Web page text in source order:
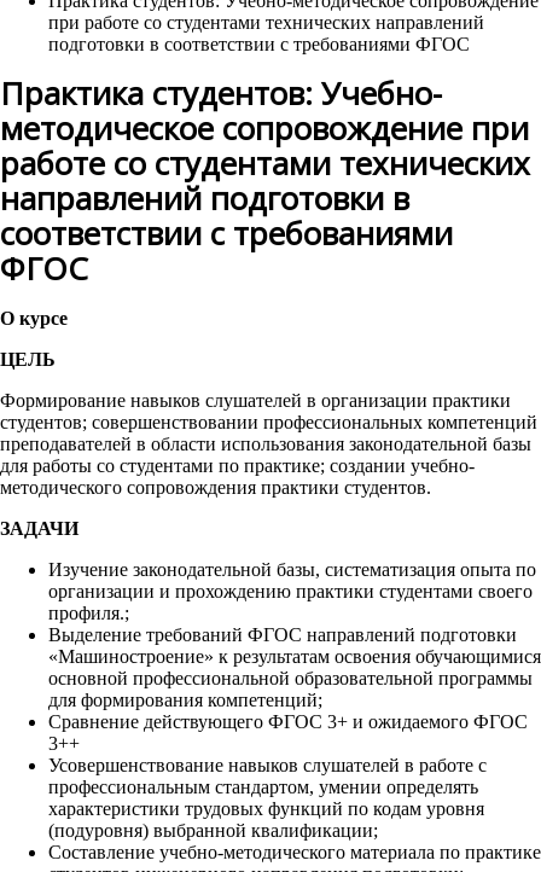
при работе со студентами технических направлений
подготовки в соответствии с требованиями ФГОС
Практика студентов: Учебно-
методическое сопровождение при
работе со студентами технических
направлений подготовки в
соответствии с требованиями
ФГОС
О курсе
ЦЕЛЬ
Формирование навыков слушателей в организации практики
студентов; совершенствовании профессиональных компетенций
преподавателей в области использования законодательной базы
для работы со студентами по практике; создании учебно-
методического сопровождения практики студентов.
ЗАДАЧИ
Изучение законодательной базы, систематизация опыта по
организации и прохождению практики студентами своего
профиля.;
Выделение требований ФГОС направлений подготовки
«Машиностроение» к результатам освоения обучающимися
основной профессиональной образовательной программы
для формирования компетенций;
Сравнение действующего ФГОС 3+ и ожидаемого ФГОС
3++
Усовершенствование навыков слушателей в работе с
профессиональным стандартом, умении определять
характеристики трудовых функций по кодам уровня
(подуровня) выбранной квалификации;
Составление учебно-методического материала по практике